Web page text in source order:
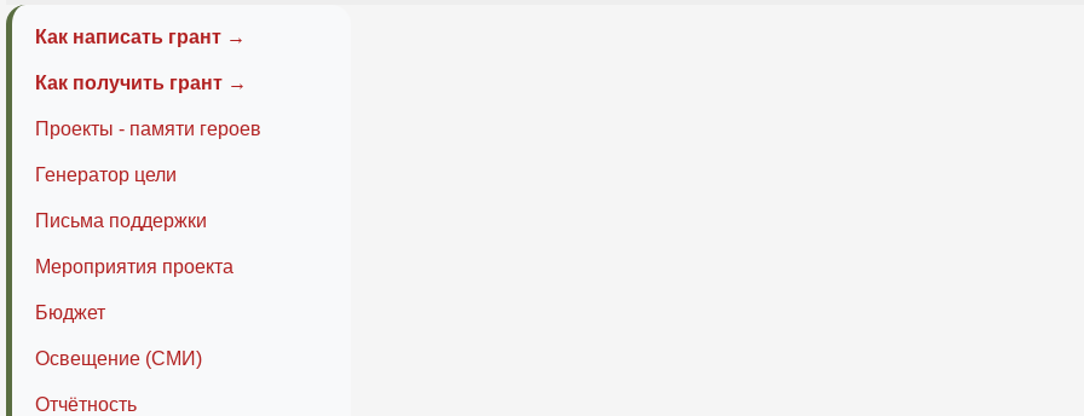
Как написать грант →
Как получить грант →
Проекты - памяти героев
Генератор цели
Письма поддержки
Мероприятия проекта
Бюджет
Освещение (СМИ)
Отчётность